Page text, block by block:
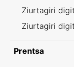
Ziurtagiri
Ziurtagiri
Prentsa